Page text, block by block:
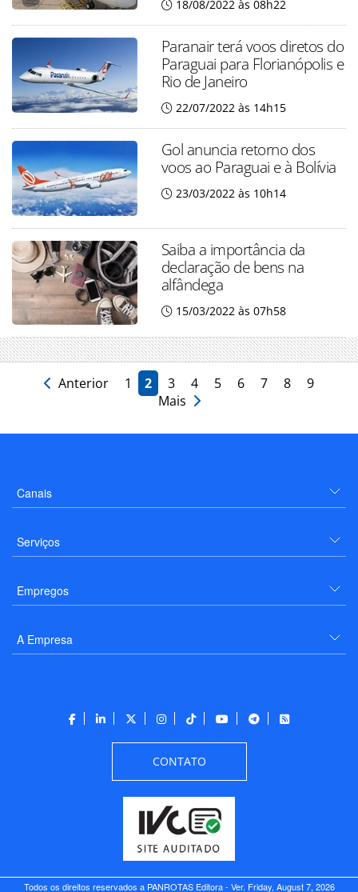
18/08/2022 às 08h22
Paranair terá voos diretos do
Paraguai para Florianópolis e
Rio de Janeiro
22/07/2022 às 14h15
Gol anuncia retorno dos
voos ao Paraguai e à Bolívia
23/03/2022 às 10h14
Saiba a importância da
declaração de bens na
alfândega
15/03/2022 às 07h58
Anterior 1 2 3 4 5 6 7 8
9
Mais
Canais
Serviços
Empregos
A Empresa
CONTATO
Todos os direitos reservados a PANROTAS Editora - Ver. Friday, August 7, 2026